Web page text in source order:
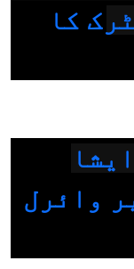
کا
وائرل